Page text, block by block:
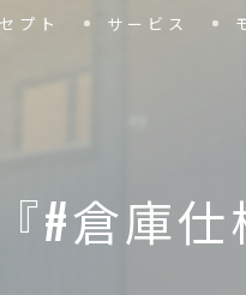
プト サービス
#倉庫